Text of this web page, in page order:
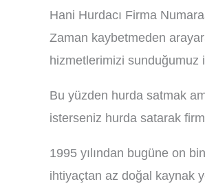
Hani Hurdacı Firma
Zaman kaybetmeden
hizmetlerimizi sunduğumuz
Bu yüzden hurda satmak
isterseniz hurda satarak
1995 yılından bugüne on
ihtiyaçtan az doğal kaynak